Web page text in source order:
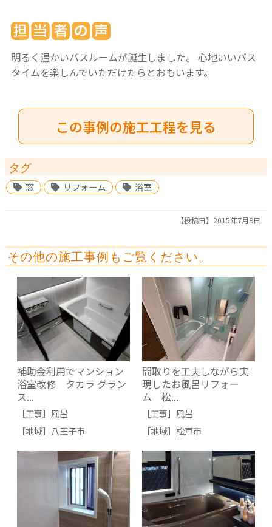
明るく温かいバスルームが誕生しました。 心地いいバス
タイムを楽しんでいただけたらとおもいます。
この事例の施工工程を見る
タグ
窓 リフォーム 浴室
【投稿日】2015年7月9日
その他の施工事例もご覧ください。
補助金利用でマンション
浴室改修 タカラ グラン
ス...
［工事］ 風呂
［地域］ 八王子市
間取りを工夫しながら実
現したお風呂リフォー
ム 松...
［工事］ 風呂
［地域］ 松戸市